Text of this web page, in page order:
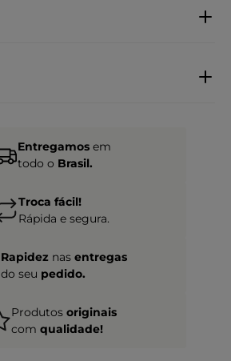
Entregamosem
todo o Brasil.
Troca fácil!
Rápida e segura.
Rapidez nas entregas
do seu pedido.
Produtos originais
com qualidade!